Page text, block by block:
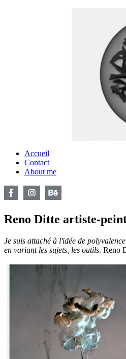
Accueil
Contact
About me
Reno Ditte artiste-
Je suis attaché à l'idée de
en variant les sujets, les outils. Reno